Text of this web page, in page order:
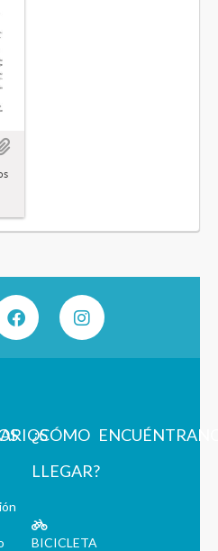
¿CÓMO
LLEGAR?
BICICLETA